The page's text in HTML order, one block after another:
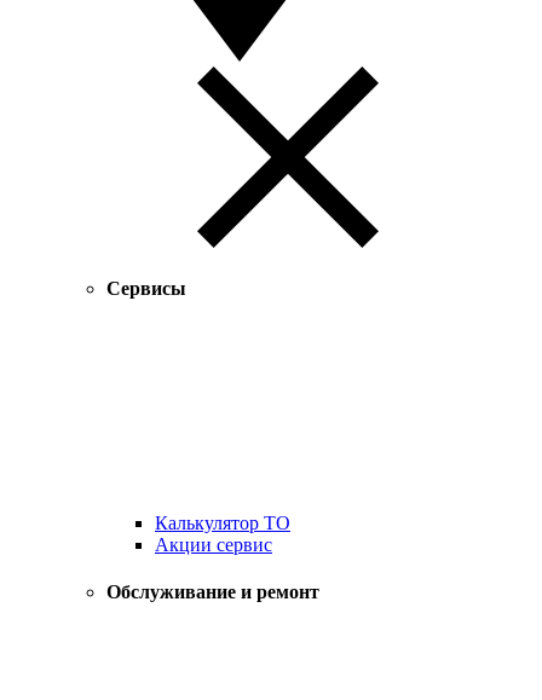
Сервисы
Калькулятор ТО
Акции сервис
Обслуживание и ремонт